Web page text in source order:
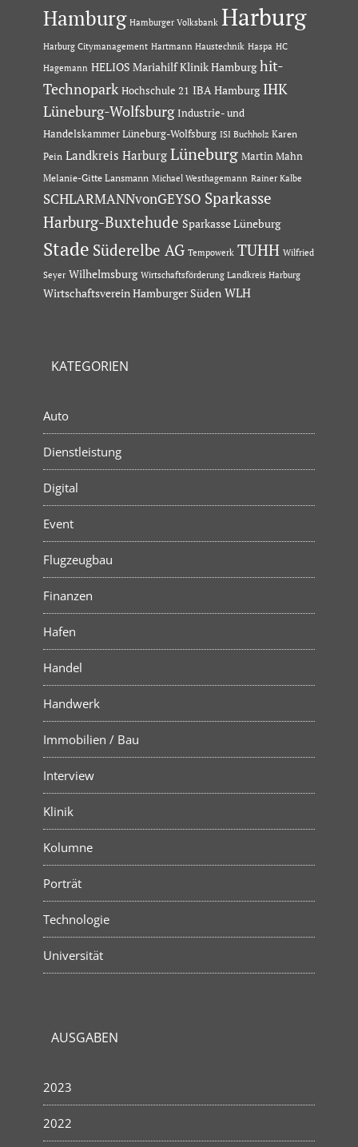
Hamburg Hamburger Volksbank Harburg
Harburg Citymanagement Hartmann Haustechnik Haspa HC
Hagemann HELIOS Mariahilf Klinik Hamburg hit-
Technopark Hochschule 21 IBA Hamburg IHK
Lüneburg-Wolfsburg Industrie- und
Handelskammer Lüneburg-Wolfsburg ISI Buchholz Karen
Pein Landkreis Harburg Lüneburg Martin Mahn
Melanie-Gitte Lansmann Michael Westhagemann Rainer Kalbe
SCHLARMANNvonGEYSO Sparkasse
Harburg-Buxtehude Sparkasse Lüneburg
Stade Süderelbe AG Tempowerk TUHH Wilfried
Seyer Wilhelmsburg Wirtschaftsförderung Landkreis Harburg
Wirtschaftsverein Hamburger Süden WLH
KATEGORIEN
Auto
Dienstleistung
Digital
Event
Flugzeugbau
Finanzen
Hafen
Handel
Handwerk
Immobilien / Bau
Interview
Klinik
Kolumne
Porträt
Technologie
Universität
AUSGABEN
2023
2022